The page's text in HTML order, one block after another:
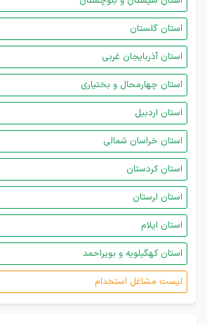
استان گلستان
استان آذربایجان غربی
استان چهارمحال و بختیاری
استان اردبیل
استان خراسان شمالی
استان کردستان
استان لرستان
استان ایلام
استان کهگیلویه و بویراحمد
لیست مشاغل استخدام